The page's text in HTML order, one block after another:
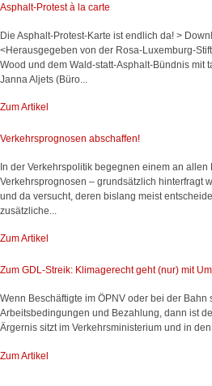
Asphalt-Protest à la carte
Die Asphalt-Protest-Karte ist endlich da! >
<Herausgegeben von der Rosa-Luxemburg-
Wood und dem Wald-statt-Asphalt-Bündnis mit
Janna Aljets (Büro...
Zum Artikel
Verkehrsprognosen abschaffen!
In der Verkehrspolitik begegnen einem an allen
Verkehrsprognosen – grundsätzlich hinterfragt
und da versucht, deren bislang meist
zusätzliche...
Zum Artikel
Zum GDL-Streik: Klimagerecht geht (nur) mit
Wenn Beschäftigte im ÖPNV oder bei der Bahn
Arbeitsbedingungen und Bezahlung, dann ist
Ärgernis sitzt im Verkehrsministerium und in
Zum Artikel